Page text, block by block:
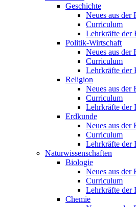
Geschichte
Neues aus der
Curriculum
Lehrkräfte der
Politik-Wirtschaft
Neues aus der
Curriculum
Lehrkräfte der
Religion
Neues aus der
Curriculum
Lehrkräfte der
Erdkunde
Neues aus der
Curriculum
Lehrkräfte der
Naturwissenschaften
Biologie
Neues aus der
Curriculum
Lehrkräfte der
Chemie